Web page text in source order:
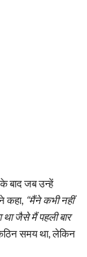
बाद जब उन्हें
कहा, “मैंने कभी नहीं
जैसे मैं पहली बार
समय था, लेकिन